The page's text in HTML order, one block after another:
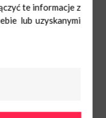
te informacje z
lub uzyskanymi